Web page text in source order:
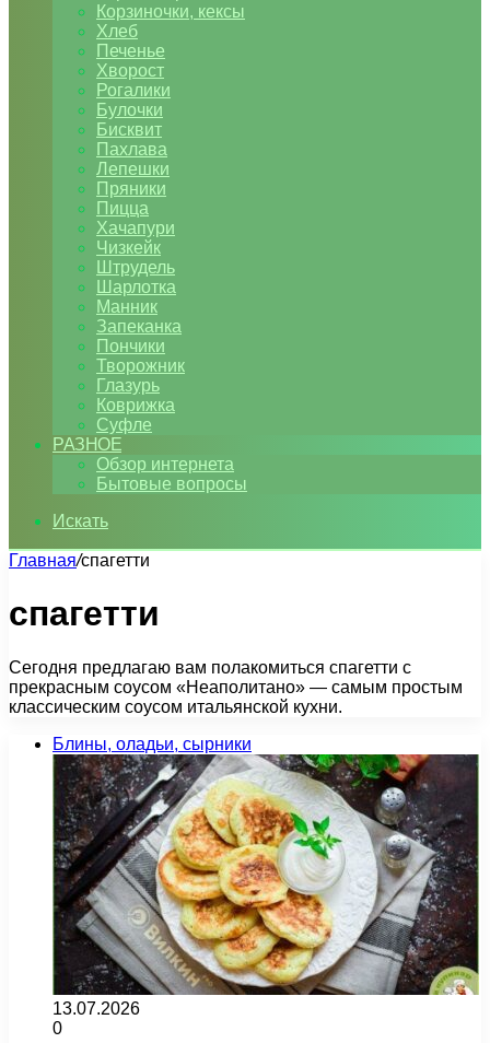
Корзиночки, кексы
Хлеб
Печенье
Хворост
Рогалики
Булочки
Бисквит
Пахлава
Лепешки
Пряники
Пицца
Хачапури
Чизкейк
Штрудель
Шарлотка
Манник
Запеканка
Пончики
Творожник
Глазурь
Коврижка
Суфле
РАЗНОЕ
Обзор интернета
Бытовые вопросы
Искать
Главная/спагетти
спагетти
Сегодня предлагаю вам полакомиться спагетти с
прекрасным соусом «Неаполитано» — самым простым
классическим соусом итальянской кухни.
Блины, оладьи, сырники
13.07.2026
0